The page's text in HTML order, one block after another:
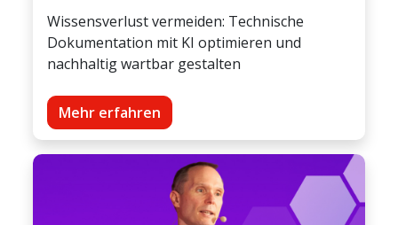
Wissensverlust vermeiden: Technische
Dokumentation mit KI optimieren und
nachhaltig wartbar gestalten
Mehr erfahren